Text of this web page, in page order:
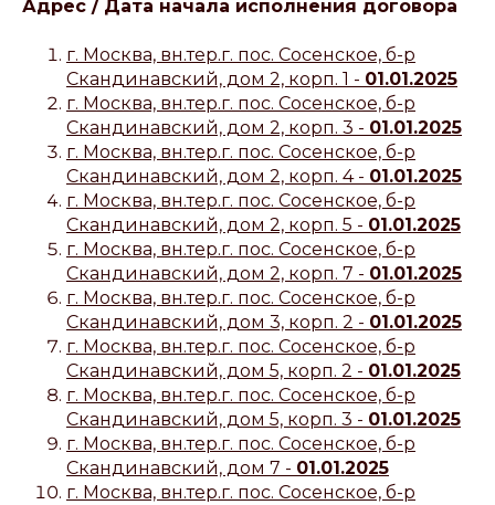
Адрес / Дата начала исполнения договора
г. Москва, вн.тер.г. пос. Сосенское, б-р
Скандинавский, дом 2, корп. 1 - 01.01.2025
г. Москва, вн.тер.г. пос. Сосенское, б-р
Скандинавский, дом 2, корп. 3 - 01.01.2025
г. Москва, вн.тер.г. пос. Сосенское, б-р
Скандинавский, дом 2, корп. 4 - 01.01.2025
г. Москва, вн.тер.г. пос. Сосенское, б-р
Скандинавский, дом 2, корп. 5 - 01.01.2025
г. Москва, вн.тер.г. пос. Сосенское, б-р
Скандинавский, дом 2, корп. 7 - 01.01.2025
г. Москва, вн.тер.г. пос. Сосенское, б-р
Скандинавский, дом 3, корп. 2 - 01.01.2025
г. Москва, вн.тер.г. пос. Сосенское, б-р
Скандинавский, дом 5, корп. 2 - 01.01.2025
г. Москва, вн.тер.г. пос. Сосенское, б-р
Скандинавский, дом 5, корп. 3 - 01.01.2025
г. Москва, вн.тер.г. пос. Сосенское, б-р
Скандинавский, дом 7 - 01.01.2025
г. Москва, вн.тер.г. пос. Сосенское, б-р